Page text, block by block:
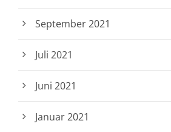
September 2021
Juli 2021
Juni 2021
Januar 2021